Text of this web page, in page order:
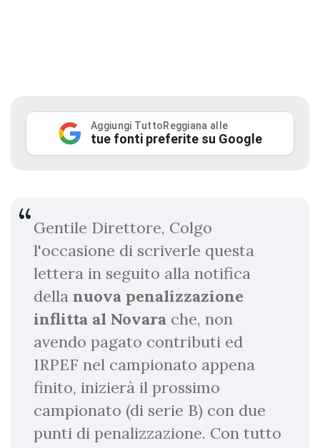
Aggiungi TuttoReggiana alle
tue fonti preferite su Google
Gentile Direttore, Colgo
l'occasione di scriverle questa
lettera in seguito alla notifica
della nuova penalizzazione
inflitta al Novara che, non
avendo pagato contributi ed
IRPEF nel campionato appena
finito, inizierà il prossimo
campionato (di serie B) con due
punti di penalizzazione. Con tutto